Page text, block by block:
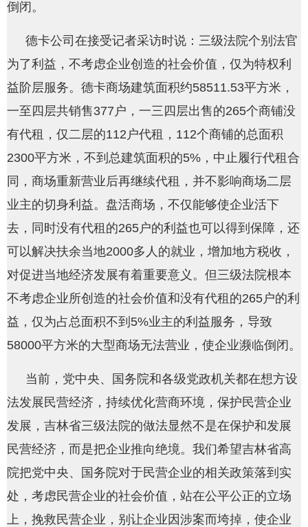
倒闭。
德卡公司在接受记者采访时说：三级法院个别法官
为了利益，不考虑企业创造的社会价值，仅为特权利
益阶层服务。德卡商场建筑面积约58511.53平方米，
一至四层共销售377户，一三四层出售的265个商铺没
有代租，仅二层的112户代租，112个商铺的总面积
2300平方米，不到总建筑面积的5%，中止履行代租合
同，商场重新营业后再继续代租，并不影响商场二层
业主的切身利益。盘活商场，不仅能够使企业活下
去，同时没有代租的265户的利益也可以得到保障，还
可以解决扶余当地2000多人的就业，增加地方税收，
对促进当地经济发展有着重要意义。但三级法院根本
不考虑企业所创造的社会价值和没有代租的265户的利
益，仅为占总面积不到5%业主的利益服务，导致
58000平方米的大型商场无法营业，使企业濒临倒闭。
当前，党中央、国务院和各级党政机关都在想方设
法发展民营经济，持续优化营商环境，保护民营企业
发展，吉林省三级法院的做法显然不是在保护和发展
民营经济，而是把企业推向绝境。我们希望吉林省高
院把党中央、国务院对于民营企业的相关政策落到实
处，考虑民营企业的社会价值，站在公平公正的立场
上，挽救民营企业，别让企业因涉案而垮掉，使企业